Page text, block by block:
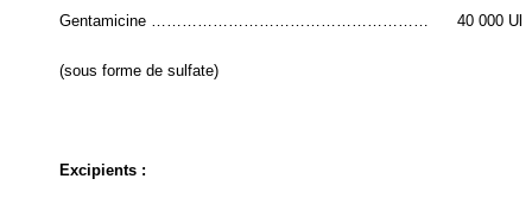
Gentamicine ……………………………………………… 40 000 Ul
(sous forme de sulfate)
Excipients :